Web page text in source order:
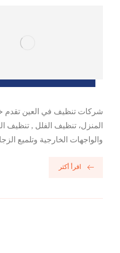
شركات تنظيف في العين تقدم
المنزل، تنظيف الفلل , تنظيف
والواجهات الخارجية وتلميع
اقرأ أكثر